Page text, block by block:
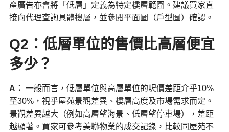
產廣告亦會將「低層」定義為特定樓層範圍。建議買家直
接向代理查詢具體樓層，並參閱平面圖（戶型圖）確認。
Q2：低層單位的售價比高層便宜
多少？
A ： 一般而言，低層單位與高層單位的呎價差距介乎10%
至30%，視乎屋苑景觀差異、樓層高度及市場需求而定。
景觀差異越大（例如高層望海景、低層望停車場），差距
越顯著。買家可參考美聯物業的成交記錄，比較同屋苑不